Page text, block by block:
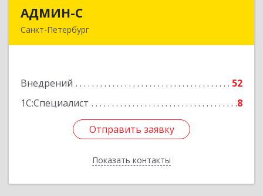
АДМИН-С
Санкт-Петербург
Внедрений
52
1С:Специалист
8
Отправить заявку
Показать контакты
литера Б, оф.205, раб.место 1
Отправить заявку
Назад